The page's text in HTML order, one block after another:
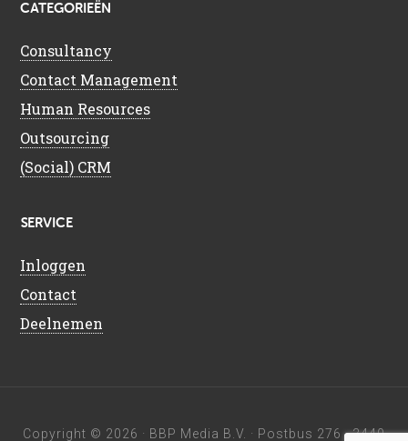
CATEGORIEËN
Consultancy
Contact Management
Human Resources
Outsourcing
(Social) CRM
SERVICE
Inloggen
Contact
Deelnemen
Copyright © 2026 · BBP Media B.V. · Postbus 276 · 3440